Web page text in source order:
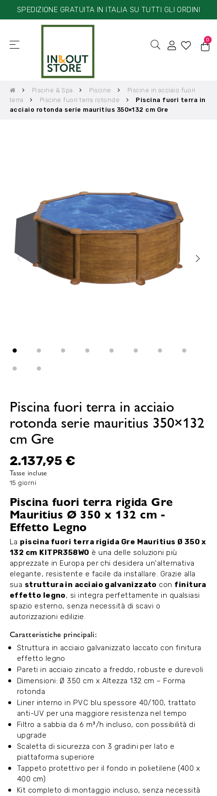
SPEDIZIONE GRATUITA IN ITALIA SU TUTTI GLI ORDINI
navigazione
☰ 0
Piscine & Spa Piscine
Piscine in acciaio fuori
terra
Piscine fuori terra rotonde
Piscina fuori terra in
acciaio rotonda serie mauritius 350×132 cm Gre
Piscina fuori terra in acciaio
rotonda serie mauritius 350×132
cm Gre
2.137,95 €
Tasse incluse
15 giorni
Piscina fuori terra rigida Gre
Mauritius Ø 350 x 132 cm -
Effetto Legno
La piscina fuori terra rigida Gre Mauritius Ø 350 x
132 cm KITPR358WO è una delle soluzioni più
apprezzate in Europa per chi desidera un'alternativa
elegante, resistente e facile da installare. Grazie alla
sua struttura in acciaio galvanizzato con finitura
effetto legno, si integra perfettamente in qualsiasi
spazio esterno, senza necessità di scavi o
autorizzazioni edilizie.
Caratteristiche principali:
Struttura in acciaio galvanizzato laccato con finitura
effetto legno
Pareti in acciaio zincato a freddo, robuste e durevoli
Dimensioni: Ø 350 cm x Altezza 132 cm – Forma
rotonda
Liner interno in PVC blu spessore 40/100, trattato
anti-UV per una maggiore resistenza nel tempo
Filtro a sabbia da 6 m³/h incluso, con possibilità di
upgrade
Scaletta di sicurezza con 3 gradini per lato e
piattaforma superiore
Tappeto protettivo per il fondo in polietilene (400 x
400 cm)
Kit completo di montaggio incluso, senza necessità